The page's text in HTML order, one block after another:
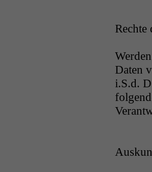
Rechte
Daten
i.S.d.